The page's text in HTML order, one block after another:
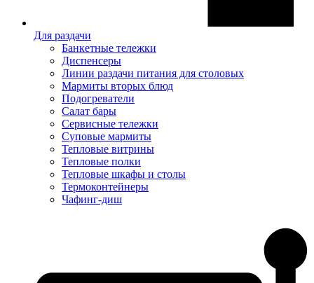
Для раздачи
Банкетные тележки
Диспенсеры
Линии раздачи питания для столовых
Мармиты вторых блюд
Подогреватели
Салат бары
Сервисные тележки
Суповые мармиты
Тепловые витрины
Тепловые полки
Тепловые шкафы и столы
Термоконтейнеры
Чафинг-диш